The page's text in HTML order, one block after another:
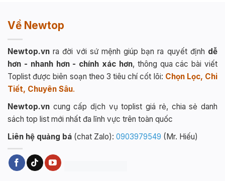
Về Newtop
Newtop.vn ra đời với sứ mệnh giúp bạn ra quyết định dễ
hơn - nhanh hơn - chính xác hơn, thông qua các bài viết
Toplist được biên soạn theo 3 tiêu chí cốt lõi: Chọn Lọc, Chi
Tiết, Chuyên Sâu.
Newtop.vn cung cấp dịch vụ toplist giá rẻ, chia sẻ danh
sách top list mới nhất đa lĩnh vực trên toàn quốc
Liên hệ quảng bá (chat Zalo): 0903979549 (Mr. Hiếu)